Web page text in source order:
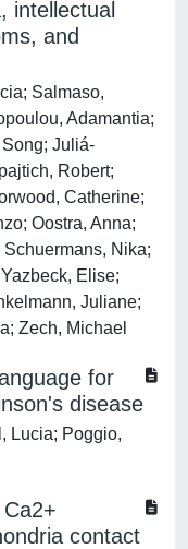
intellectual
and
Salmaso,
Adamantia;
Juliá-
Robert;
Catherine;
Oostra, Anna;
Nika;
Elise;
Juliane;
Zech, Michael
for
disease
Lucia; Poggio,
contact